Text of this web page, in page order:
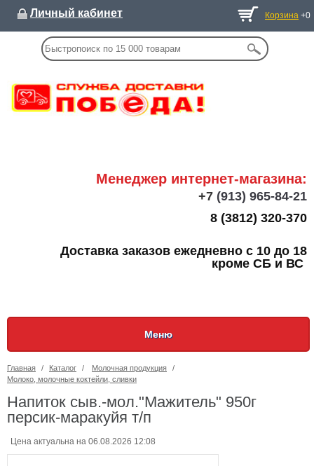
Личный кабинет Корзина +0
Менеджер интернет-магазина:
+7 (913) 965-84-21
8 (3812) 320-370
Доставка заказов ежедневно с 10 до 18
кроме СБ и ВС
Меню
Главная / Каталог / Молочная продукция
/
Молоко, молочные коктейли, сливки
Напиток сыв.-мол."Мажитель" 950г
персик-маракуйя т/п
Цена актуальна на 06.08.2026 12:08